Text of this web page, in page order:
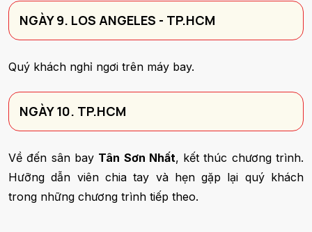
NGÀY 9. LOS ANGELES - TP.HCM
Quý khách nghỉ ngơi trên máy bay.
NGÀY 10. TP.HCM
Về đến sân bay Tân Sơn Nhất, kết thúc chương trình.
Hưỡng dẫn viên chia tay và hẹn gặp lại quý khách
trong những chương trình tiếp theo.